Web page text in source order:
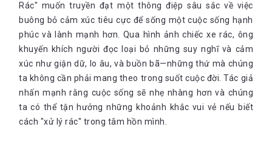
Rác" muốn truyền đạt một thông điệp sâu sắc về việc
buông bỏ cảm xúc tiêu cực để sống một cuộc sống hạnh
phúc và lành mạnh hơn. Qua hình ảnh chiếc xe rác, ông
khuyến khích người đọc loại bỏ những suy nghĩ và cảm
xúc như giận dữ, lo âu, và buồn bã—những thứ mà chúng
ta không cần phải mang theo trong suốt cuộc đời. Tác giả
nhấn mạnh rằng cuộc sống sẽ nhẹ nhàng hơn và chúng
ta có thể tận hưởng những khoảnh khắc vui vẻ nếu biết
cách "xử lý rác" trong tâm hồn mình.